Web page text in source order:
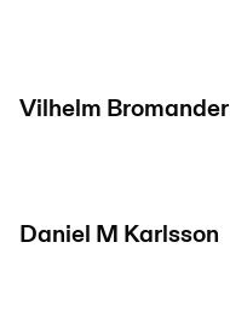
Vilhelm Bromander
Daniel M Karlsson